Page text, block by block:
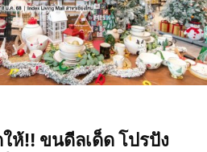
ห้‼️ ขนดีลเด็ด โปรปัง